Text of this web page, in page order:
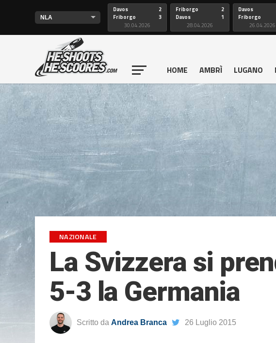
Davos
Friborgo
2
3
30.04.2026
Friborgo
Davos
2
1
28.04.2026
Davos
Friborgo
26.04.2026
HOME AMBRÌ LUGANO
NAZIONALE
La Svizzera si
5-3 la Germania
Scritto da Andrea Branca 26 Luglio 2015